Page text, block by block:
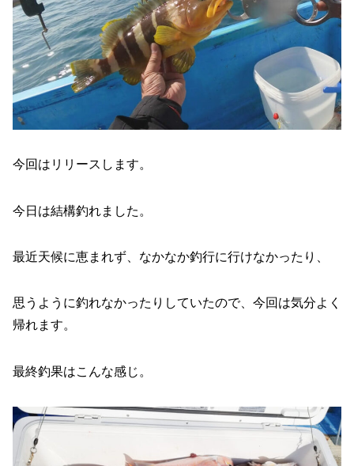
今回はリリースします。
今日は結構釣れました。
最近天候に恵まれず、なかなか釣行に行けなかったり、
思うように釣れなかったりしていたので、今回は気分よく
帰れます。
最終釣果はこんな感じ。